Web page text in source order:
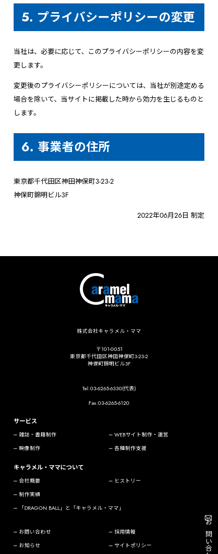
5. プライバシーポリシーの変更
当社は、必要に応じて、このプライバシーポリシーの内容を変
更します。
変更後のプライバシーポリシーについては、当社が別途定める
場合を除いて、当サイトに掲載した時から効力を生じるものと
します。
6. 事業者の住所
東京都千代田区神田神保町3-23-2
神保町錦明ビル3F
2022年06月26日 制定
株式会社キャラメル・ママ
〒101-0051
東京都千代田区神田神保町3-23-2
神保町錦明ビル3F
Tel.03-6265-6330(代表)
Fax.03-6265-6120
サービス
雑誌・書籍制作
WEBサイト制作・運営
映像制作
各種制作支援
キャラメル・ママについて
会社概要
ヒストリー
制作実績
「DRAGON BALL」と「キャラメル・ママ」
お問い合わせ
採用情報
お知らせ
サイトポリシー お問い合わせ